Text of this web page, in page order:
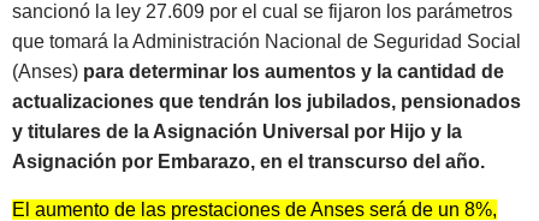
sancionó la ley 27.609 por el cual se fijaron los parámetros
que tomará la Administración Nacional de Seguridad Social
(Anses) para determinar los aumentos y la cantidad de
actualizaciones que tendrán los jubilados, pensionados
y titulares de la Asignación Universal por Hijo y la
Asignación por Embarazo, en el transcurso del año.
El aumento de las prestaciones de Anses será de un 8%,